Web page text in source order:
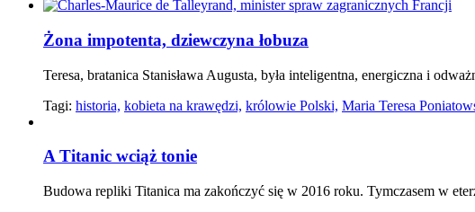
Żona impotenta, dziewczyna łobuza
Teresa, bratanica Stanisława Augusta, była inteligentna, energiczna i
Tagi: historia, kobieta na krawędzi, królowie Polski, Maria Teresa
A Titanic wciąż tonie
Budowa repliki Titanica ma zakończyć się w 2016 roku. Tymczasem w